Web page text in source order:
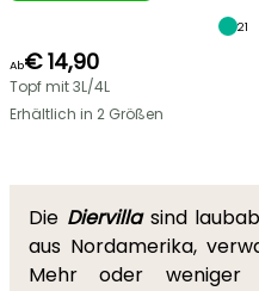
21
Ab€ 14,90
Topf mit 3L/4L
Erhältlich in 2 Größen
Die Diervillasind
aus Nordamerika,
Mehr oder weniger